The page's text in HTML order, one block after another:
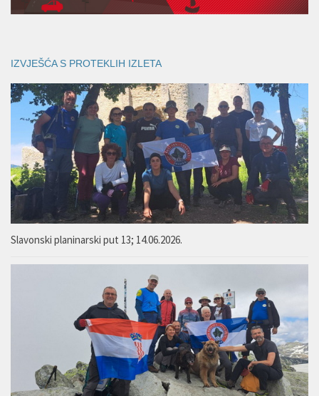
IZVJEŠĆA S PROTEKLIH IZLETA
Slavonski planinarski put 13; 14.06.2026.